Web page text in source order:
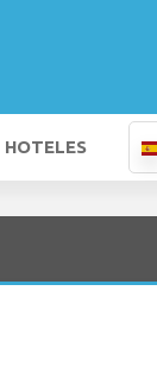
HOTELES